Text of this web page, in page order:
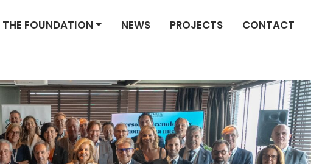
THE FOUNDATION NEWS PROJECTS CONTACT